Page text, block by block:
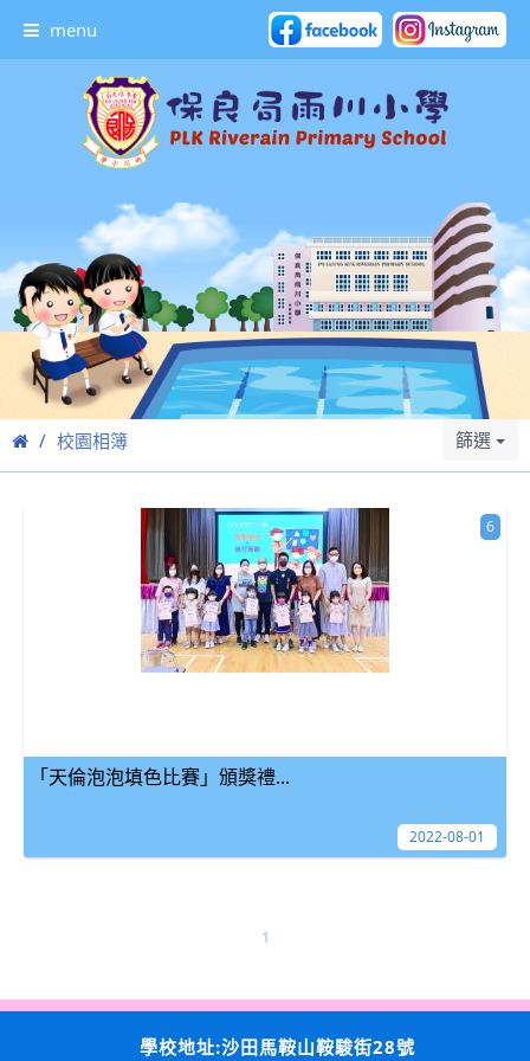
menu
校園相簿 篩選
「天倫泡泡填色比賽」頒獎禮...
6
2022-08-01
1
學校地址:沙田馬鞍山鞍駿街28號